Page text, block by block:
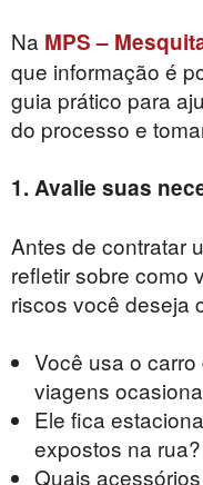
Na MPS –
que informação é
guia prático para
do processo e
1. Avalie suas
Antes de contratar
refletir sobre como
riscos você deseja
Você usa o
viagens
Ele fica
expostos na rua?
Quais